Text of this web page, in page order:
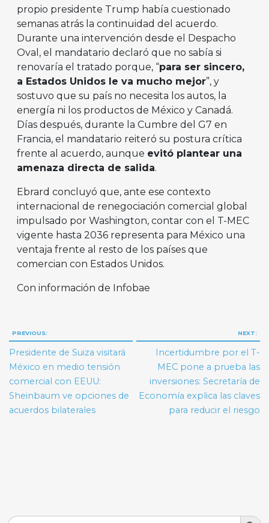
propio presidente Trump había cuestionado
semanas atrás la continuidad del acuerdo.
Durante una intervención desde el Despacho
Oval, el mandatario declaró que no sabía si
renovaría el tratado porque, “para ser sincero,
a Estados Unidos le va mucho mejor”, y
sostuvo que su país no necesita los autos, la
energía ni los productos de México y Canadá.
Días después, durante la Cumbre del G7 en
Francia, el mandatario reiteró su postura crítica
frente al acuerdo, aunque evitó plantear una
amenaza directa de salida.
Ebrard concluyó que, ante ese contexto
internacional de renegociación comercial global
impulsado por Washington, contar con el T-MEC
vigente hasta 2036 representa para México una
ventaja frente al resto de los países que
comercian con Estados Unidos.
Con información de Infobae
Navegación
de
entradas
PREVIOUS:
Presidente de Suiza visitará
México en medio tensión
comercial con EEUU:
Sheinbaum ve opciones de
acuerdos bilaterales
NEXT:
Incertidumbre por el T-
MEC pone a prueba las
inversiones: Secretaría de
Economía explica las claves
para reducir el riesgo
Search Search